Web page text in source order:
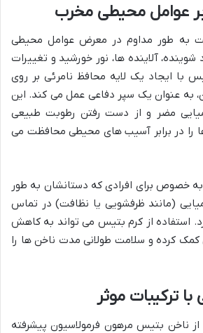
عوامل محیطی مخرب
به طور مداوم در معرض عوامل محیطی
آلاینده ها، نور خورشید و تغییرات
با ایجاد یک لایه محافظ نامرئی بر روی
به عنوان یک سپر دفاعی عمل می کند. این
مضر و از دست رفتن رطوبت طبیعی
را در برابر آسیب های محیطی محافظت می
خصوص برای افرادی که دستانشان به طور
(مانند ظرفشویی یا نظافت) در تماس
استفاده از کرم بتیس می تواند به کاهش
کمک کرده و سلامت طولانی مدت ناخن ها را
ترکیبات موثر
از ناخن بتیس مرهون فرمولاسیون پیشرفته